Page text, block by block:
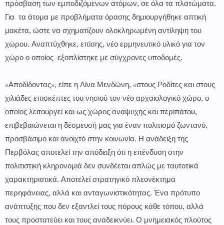
πρόσβαση των εμποδιζόμενων ατόμων, σε όλα τα πλατώματα.
Για τα άτομα με προβλήματα όρασης δημιουργήθηκε απτική
μακέτα, ώστε να σχηματίζουν ολοκληρωμένη αντίληψη του
χώρου. Αναπτύχθηκε, επίσης, νέο ερμηνευτικό υλικό για τον
χώρο ο οποίος εξοπλίστηκε με σύγχρονες υποδομές.
«Αποδίδοντας», είπε η Λίνα Μενδώνη, «στους Ροδίτες και στους
χιλιάδες επισκέπτες του νησιού τον νέο αρχαιολογικό χώρο, ο
οποίος λειτουργεί και ως χώρος αναψυχής και περιπάτου,
επιβεβαιώνεται η δέσμευσή μας για έναν πολιτισμό ζωντανό,
προσβάσιμο και ανοιχτό στην κοινωνία. Η ανάδειξη της
Περβόλας αποτελεί την απόδειξη ότι η επένδυση στην
πολιτιστική κληρονομιά δεν συνδέεται απλώς με ταυτοτικά
χαρακτηριστικά. Αποτελεί στρατηγικό πλεονέκτημα
περηφάνειας, αλλά και ανταγωνιστικότητας. Ένα πρότυπο
ανάπτυξης που δεν εξαντλεί τους πόρους κάθε τόπου, αλλά
τους προστατεύει και τους αναδεικνύει. Ο μνημειακός πλούτος